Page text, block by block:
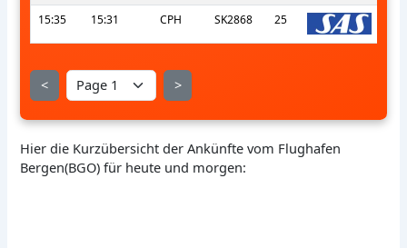
15:35 15:31 CPH SK2868 25
< >
Hier die Kurzübersicht der Ankünfte vom Flughafen
Bergen(BGO) für heute und morgen: